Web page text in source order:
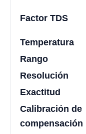
Factor TDS
Temperatura
Rango
Resolución
Exactitud
Calibración de
compensación